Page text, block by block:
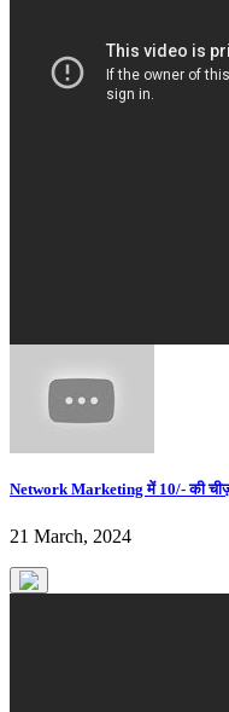
Network Marketing में 10/- की चीज़
21 March, 2024